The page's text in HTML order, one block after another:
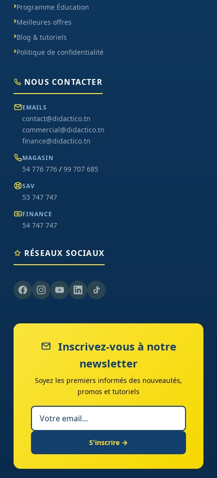
Programme Éducation
Meilleures offres
Blog & tutoriels
Politique de confidentialité
NOUS CONTACTER
EMAILS
contact@didactico.tn
commercial@didactico.tn
finance@didactico.tn
MAGASIN
54 776 776 / 99 707 685
SAV
53 747 747
FINANCE
54 747 747
RÉSEAUX SOCIAUX
Inscrivez-vous à notre
newsletter
Soyez les premiers informés des nouveautés,
promos et tutoriels
S'inscrire →